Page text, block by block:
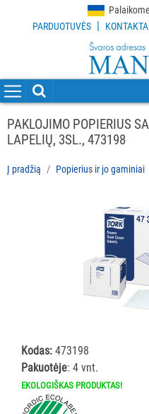
PARDUOTUVĖS |
VALYMO
PRIEMONĖS
VALYMO
SKALBIMO
PRIEMONĖS
PAKLOJIMO POPIERIUS
LAPELIŲ, 3SL., 473198
Į pradžią Popierius ir jo gaminiai
Kodas: 473198
Pakuotėje: 4 vnt.
EKOLOGIŠKAS PRODUKTAS!